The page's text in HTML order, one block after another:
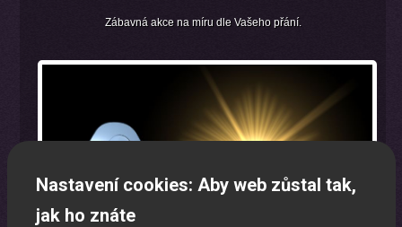
Zábavná akce na míru dle Vašeho přání.
Nastavení cookies: Aby web zůstal tak,
jak ho znáte